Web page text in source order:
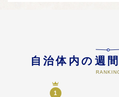
に活
自治体内の週
1